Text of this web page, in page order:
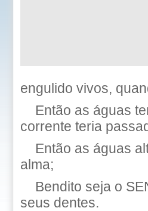
engulido vivos,
Então as águas
corrente teria
Então as águas
alma;
Bendito seja o
seus dentes.